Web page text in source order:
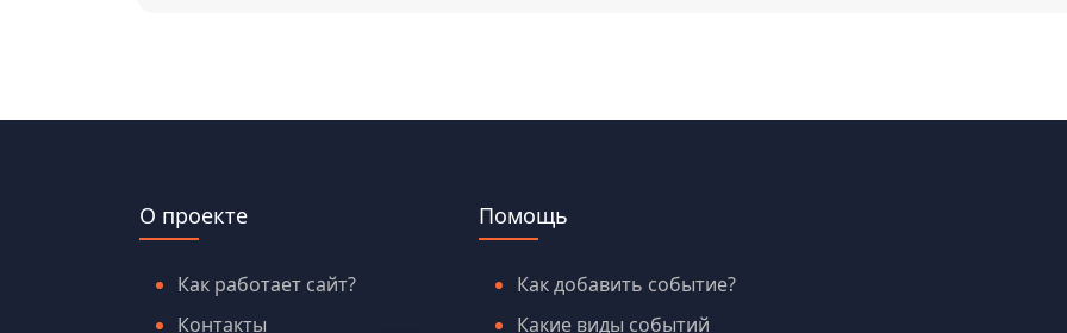
О проекте
Как работает сайт?
Контакты
Помощь
Как добавить событие?
Какие виды событий